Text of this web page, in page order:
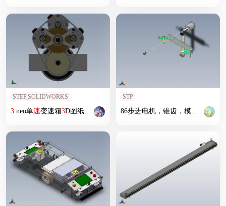
STEP,SOLIDWORKS
3neo单速变速箱3D图纸 STEP格式
STP
86步进电机，锥齿，模组，手动